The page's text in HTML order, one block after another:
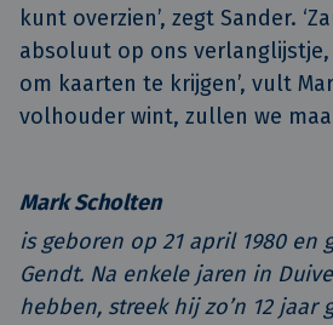
kunt overzien’, zegt Sander.
absoluut op ons
om kaarten te krijgen’, vult
volhouder wint, zullen we
Mark Scholten
is geboren op 21 april 1980 en
Gendt. Na enkele jaren in
hebben, streek hij zo’n 12 jaar